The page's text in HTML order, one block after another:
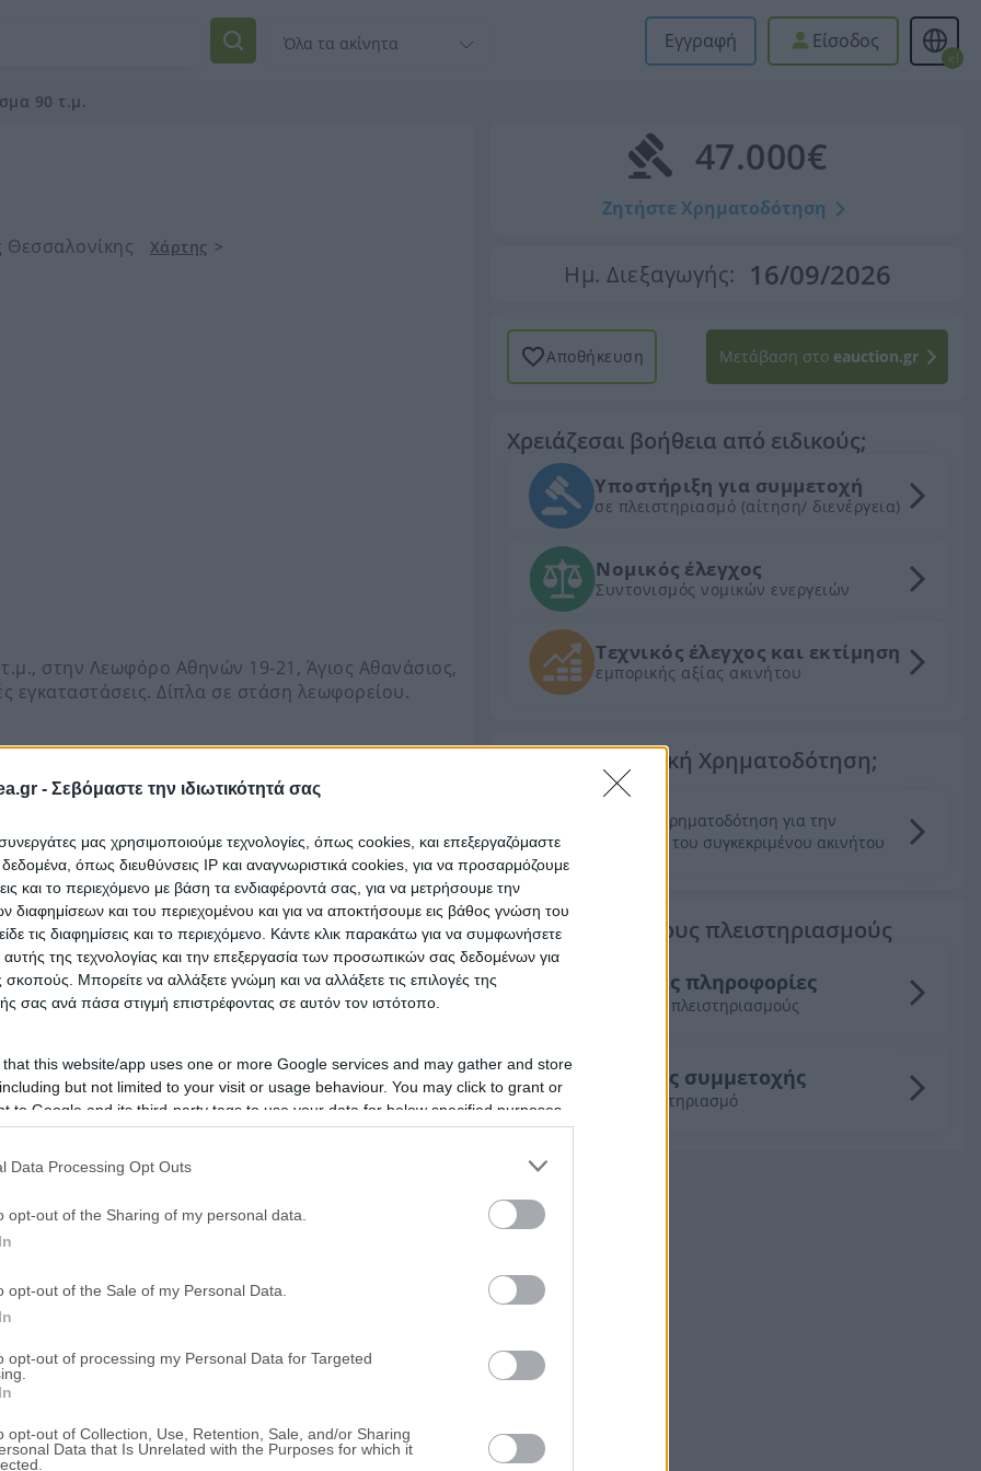
- Σεβόμαστε την ιδιωτικότητά σας
συνεργάτες μας χρησιμοποιούμε τεχνολογίες, όπως cookies, και επεξεργαζόμαστε
όπως διευθύνσεις IP και αναγνωριστικά cookies, για να προσαρμόζουμε
και το περιεχόμενο με βάση τα ενδιαφέροντά σας, για να μετρήσουμε την
διαφημίσεων και του περιεχομένου και για να αποκτήσουμε εις βάθος γνώση του
τις διαφημίσεις και το περιεχόμενο. Κάντε κλικ παρακάτω για να συμφωνήσετε
της τεχνολογίας και την επεξεργασία των προσωπικών σας δεδομένων για
Μπορείτε να αλλάξετε γνώμη και να αλλάξετε τις επιλογές της
σας ανά πάσα στιγμή επιστρέφοντας σε αυτόν τον ιστότοπο.
that this website/app uses one or more Google services and may gather and store
but not limited to your visit or usage behaviour. You may click to grant or
to Google and its third-party tags to use your data for below specified purposes
consent section.
Data Processing Opt Outs
opt-out of the Sharing of my personal data.
opt-out of the Sale of my Personal Data.
opt-out of processing my Personal Data for Targeted
opt-out of Collection, Use, Retention, Sale, and/or Sharing
Data that Is Unrelated with the Purposes for which it
Εγγραφή Είσοδος
el
90 τ.μ.
Χάρτης >
στην Λεωφόρο Αθηνών 19-21, Άγιος Αθανάσιος,
εγκαταστάσεις. Δίπλα σε στάση λεωφορείου.
είναι αναρτημένος στο eauction.gr (πλατφόρμα
Μεταβείτε εκεί για να συμμετάσχετε.
47.000€
Ζητήστε Χρηματοδότηση
Ημ. Διεξαγωγής: 16/09/2026
Αποθήκευση Μετάβαση στο eauction.gr
Χρειάζεσαι βοήθεια από ειδικούς;
Υποστήριξη για συμμετοχή
σε πλειστηριασμό (αίτηση/ διενέργεια)
Νομικός έλεγχος
Συντονισμός νομικών ενεργειών
Τεχνικός έλεγχος και εκτίμηση
εμπορικής αξίας ακινήτου
Θέλεις Τραπεζική Χρηματοδότηση;
Ζητήστε χρηματοδότηση για την
απόκτηση του συγκεκριμένου ακινήτου
Τα πάντα για τους πλειστηριασμούς
Γενικές πληροφορίες
για τους πλειστηριασμούς
Οδηγός συμμετοχής
σε πλειστηριασμό